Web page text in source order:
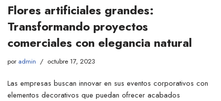
Flores artificiales grandes:
Transformando proyectos
comerciales con elegancia natural
por admin octubre 17, 2023
Las empresas buscan innovar en sus eventos corporativos con
elementos decorativos que puedan ofrecer acabados